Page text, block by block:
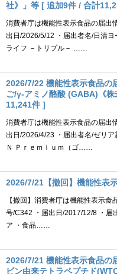
社》」等 [ 追加9件 / 合計
消費者庁は機能性表示食品の届出
出日/2026/5/12 ・届出者名/日清
ライフ －トリプル－ ……
2026/7/22 機能性表示食品
ご/γ-アミノ酪酸 (GABA)《
11,241件 ]
消費者庁は機能性表示食品の届出
出日/2026/4/23 ・届出者名/ゼリ
Ｎ Ｐｒｅｍｉｕｍ（ゴ……
2026/7/21【撤回】機能性表
【撤回】消費者庁は機能性表示
号/C342 ・届出日/2017/12/8 ・届
ア ・食品……
2026/7/21 機能性表示食品
ビン由来テトラペプチド